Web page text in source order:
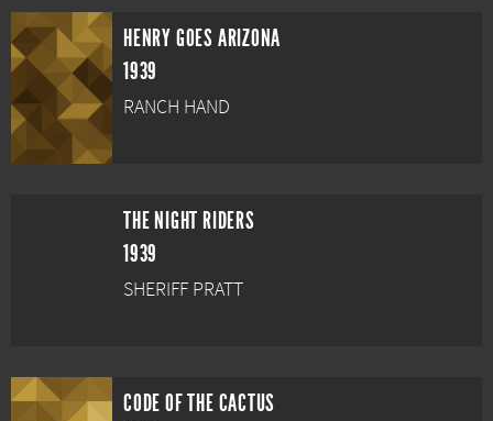
HENRY GOES ARIZONA
1939
RANCH HAND
THE NIGHT RIDERS
1939
SHERIFF PRATT
CODE OF THE CACTUS